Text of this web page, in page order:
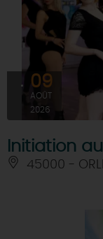
09
AOÛT
2026
Initiation
45000 -